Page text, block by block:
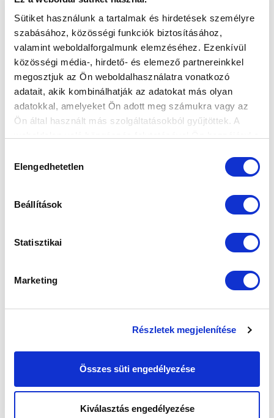
Sütiket használunk a tartalmak és hirdetések személyre
szabásához, közösségi funkciók biztosításához,
valamint weboldalforgalmunk elemzéséhez. Ezenkívül
közösségi média-, hirdető- és elemező partnereinkkel
megosztjuk az Ön weboldalhasználatra vonatkozó
adatait, akik kombinálhatják az adatokat más olyan
adatokkal, amelyeket Ön adott meg számukra vagy az
Ön által használt más szolgáltatásokból gyűjtöttek. A
kiválasztása
Elengedhetetlen
Beállítások
Statisztikai
Marketing
Részletek megjelenítése
Összes süti engedélyezése
Kiválasztás engedélyezése